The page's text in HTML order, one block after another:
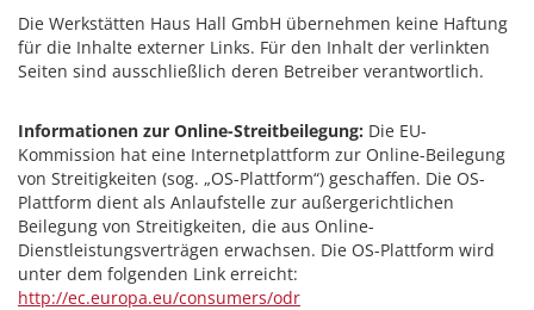
Die Werkstätten Haus Hall GmbH übernehmen keine Haftung
für die Inhalte externer Links. Für den Inhalt der verlinkten
Seiten sind ausschließlich deren Betreiber verantwortlich.
Informationen zur Online-Streitbeilegung: Die EU-
Kommission hat eine Internetplattform zur Online-Beilegung
von Streitigkeiten (sog. „OS-Plattform“) geschaffen. Die OS-
Plattform dient als Anlaufstelle zur außergerichtlichen
Beilegung von Streitigkeiten, die aus Online-
Dienstleistungsverträgen erwachsen. Die OS-Plattform wird
unter dem folgenden Link erreicht:
http://ec.europa.eu/consumers/odr